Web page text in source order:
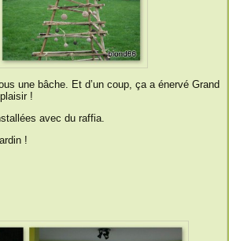
une bâche. Et d’un coup, ça a énervé Grand
!
avec du raffia.
!